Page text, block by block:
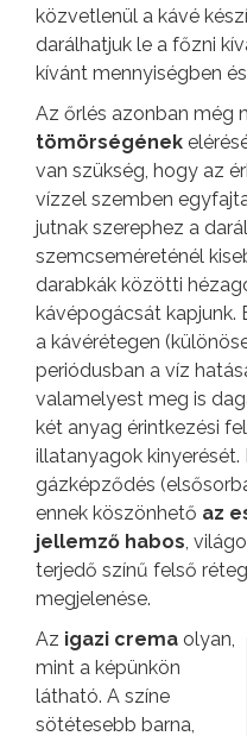
közvetlenül a kávé
darálhatjuk le a főzni
kívánt mennyiségben
Az őrlés azonban még
tömörségének
van szükség, hogy az
vízzel szemben
jutnak szerephez a
szemcseméreténél
darabkák közötti
kávépogácsát kapjunk.
a kávérétegen
periódusban a víz
valamelyest meg is
két anyag érintkezési
illatanyagok
gázképződés
ennek köszönhető az
jellemző habos ,
terjedő színű felső
megjelenése.
Az igazi crema olyan,
mint a képünkön
látható. A színe
sötétesebb barna,